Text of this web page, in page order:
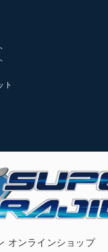
ト
オンラインショップ